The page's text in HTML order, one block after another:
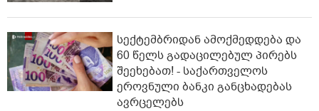
სექტემბრიდან ამოქმედდება და
60 წელს გადაცილებულ პირებს
შეეხებათ! - საქართველოს
ეროვნული ბანკი განცხადებას
ავრცელებს